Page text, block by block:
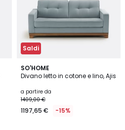
Saldi
SO'HOME
Divano letto in cotone e lino, Ajis
a partire da
1409,00 €
1197,65 € -15%
3,2
/ 5
3
Colori